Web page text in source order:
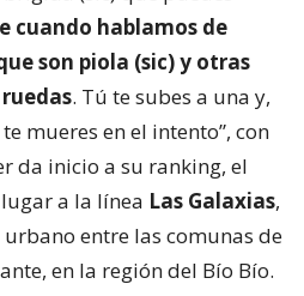
cuando hablamos de
son piola (sic) y otras
. Tú te subes a una y,
mueres en el intento”, con
da inicio a su ranking, el
a la línea Las Galaxias,
entre las comunas de
en la región del Bío Bío.